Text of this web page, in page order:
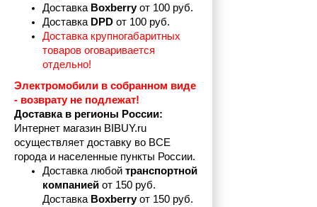
Доставка Boxberry от 100 руб.
Доставка DPD от 100 руб.
Доставка крупногабаритных
товаров оговаривается
отдельно!
Электромобили в собранном виде
- возврату не подлежат!
Доставка в регионы России:
Интернет магазин BIBUY.ru
осуществляет доставку во ВСЕ
города и населенные пункты России.
Доставка любой транспортной
компанией от 150 руб.
Доставка Boxberry от 150 руб.